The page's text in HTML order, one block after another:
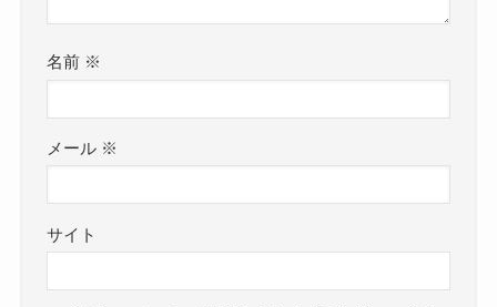
名前 ※
メール ※
サイト